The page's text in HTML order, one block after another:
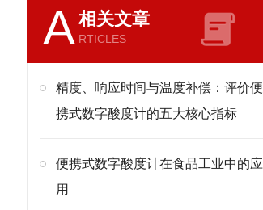
A相关文章
RTICLES
精度、响应时间与温度补偿：评价便
携式数字酸度计的五大核心指标
便携式数字酸度计在食品工业中的应
用